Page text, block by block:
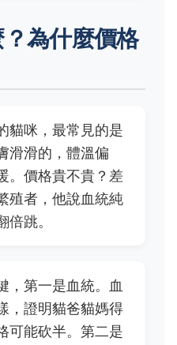
為什麼價格
貓咪，最常見的是
滑滑的，體溫偏
。價格貴不貴？差
殖者，他說血統純
跳。
，第一是血統。血
，證明貓爸貓媽得
可能砍半。第二是